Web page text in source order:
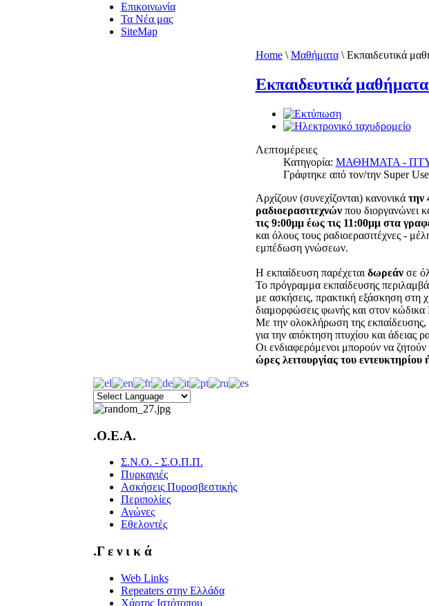
Επικοινωνία
Τα Νέα μας
SiteMap
Home \ Μαθήματα \Εκπαιδευτικά
Εκπαιδευτικά
Λεπτομέρειες
Κατηγορία: ΜΑΘΗΜΑΤΑ -
Γράφτηκε από τον/την Super
Αρχίζουν (συνεχίζονται) κανονικά την
ραδιοερασιτεχνώνπου διοργανώνει
τις 9:00μμ έως τις 11:00μμ στα
και όλους τους ραδιοερασιτέχνες -
εμπέδωση γνώσεων.
Η εκπαίδευση παρέχεται δωρεάνσε
Το πρόγραμμα εκπαίδευσης
με ασκήσεις, πρακτική εξάσκηση στη
διαμορφώσεις φωνής και στον κώδικα
Με την ολοκλήρωση της εκπαίδευσης,
για την απόκτηση πτυχίου και άδειας
Οι ενδιαφερόμενοι μπορούν να ζητούν
ώρες λειτουργίας του
.O.E.A.
Σ.Ν.Ο. - Σ.Ο.Π.Π.
Πυρκαγιές
Ασκήσεις Πυροσβεστικής
Περιπολίες
Αγώνες
Εθελοντές
.Γ ε ν ι κ ά
Web Links
Repeaters στην Ελλάδα
Χάρτης Ιστότοπου